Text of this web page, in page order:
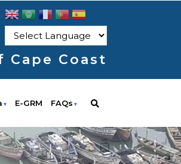
Coast
E-GRM FAQs